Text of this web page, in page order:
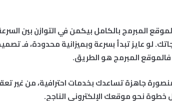
المبرمج بالكامل بيكمن في التوازن بين
لو عايز تبدأ بسرعة وبميزانية محدودة،
المبرمج هو الطريق.
جاهزة تساعدك بخدمات احترافية، من غير
خطوة نحو موقعك الإلكتروني الناجح.